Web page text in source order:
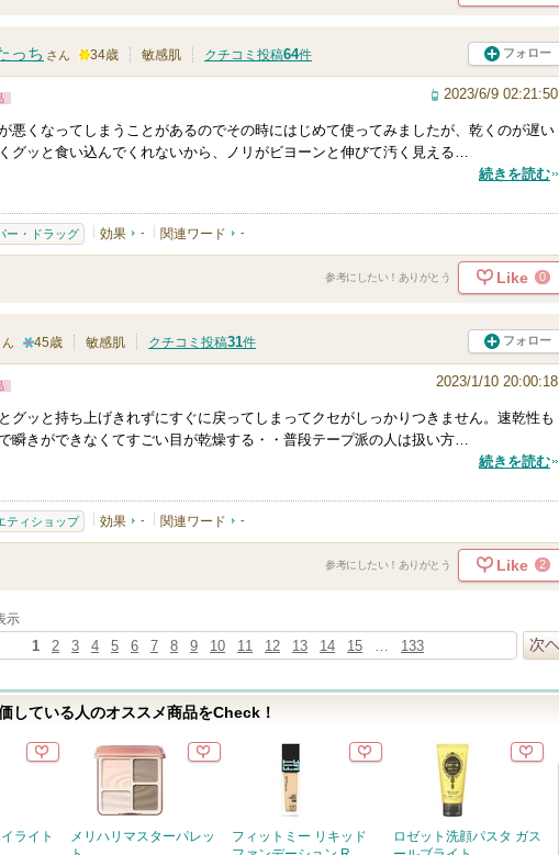
す
ー
に
気
に
り
登
ま
す
っち さん
1
0
人
上
の
ー
お
気
入
り
れ
い
34歳 敏感肌 クチコミ投稿64件 フォロー
2023/6/9 02:21:50
悪くなってしまうことがあるのでその時にはじめて使ってみましたが、乾くのが遅い
グッと食い込んでくれないから、ノリがビヨーンと伸びて汚く見える…
続きを読む
ー・ドラッグ 効果 - 関連ワード -
参考にしたい！ありがとう Like 0
ん
1
人
以
の
メ
に
気
入
録
45歳 敏感肌 クチコミ投稿31件 フォロー
2023/1/10 20:00:18
グッと持ち上げきれずにすぐに戻ってしまってクセがしっかりつきません。速乾性も
瞬きができなくてすごい目が乾燥する・・普段テープ派の人は扱い方…
続きを読む
ティショップ 効果 - 関連ワード -
参考にしたい！ありがとう Like 2
示
1 2 3 4 5 6 7 8 9 10 11 12 13 14 15 133
している人のオススメ商品をCheck！
ライト
メリハリマスターパレッ
フィットミー リキッド
ロゼット洗顔パスタ ガス